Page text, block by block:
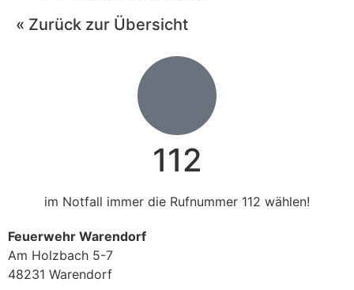
« Zurück zur Übersicht
112
im Notfall immer die Rufnummer 112 wählen!
Feuerwehr Warendorf
Am Holzbach 5-7
48231 Warendorf